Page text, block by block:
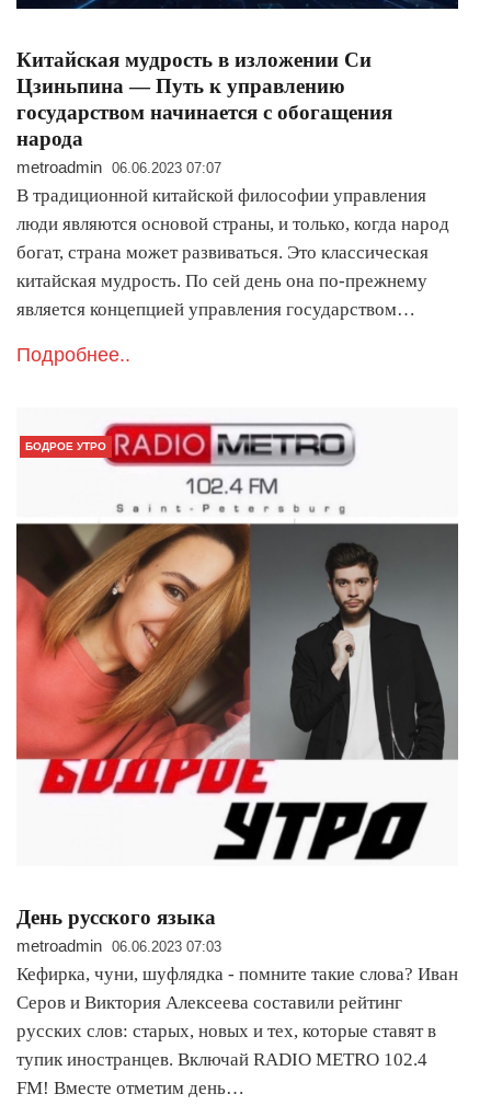
Китайская мудрость в изложении Си
Цзиньпина — Путь к управлению
государством начинается с обогащения
народа
metroadmin 06.06.2023 07:07
В традиционной китайской философии управления
люди являются основой страны, и только, когда народ
богат, страна может развиваться. Это классическая
китайская мудрость. По сей день она по-прежнему
является концепцией управления государством…
Подробнее..
БОДРОЕ УТРО
День русского языка
metroadmin 06.06.2023 07:03
Кефирка, чуни, шуфлядка - помните такие слова? Иван
Серов и Виктория Алексеева составили рейтинг
русских слов: старых, новых и тех, которые ставят в
тупик иностранцев. Включай RADIO METRO 102.4
FM! Вместе отметим день…